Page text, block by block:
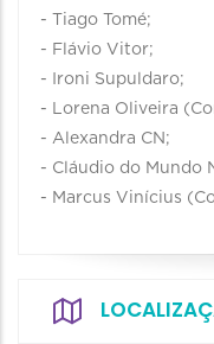
- Tiago Tomé;
- Flávio Vitor;
- Ironi Supuldaro;
- Lorena Oliveira
- Alexandra CN;
- Cláudio do Mundo
- Marcus Vinícius